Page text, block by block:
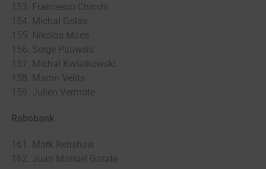
153. Francesco Chicchi
154. Michal Golas
155. Nikolas Maes
156. Serge Pauwels
157. Michal Kwiatkowski
158. Martin Velits
159. Julien Vermote
Rabobank
161. Mark Renshaw
162. Juan Manuel Garate